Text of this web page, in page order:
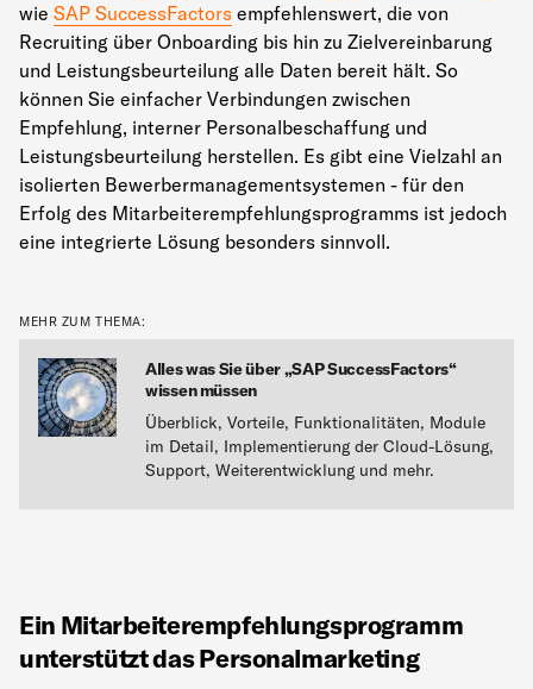
wie SAP SuccessFactors empfehlenswert, die von
Recruiting über Onboarding bis hin zu Zielvereinbarung
und Leistungsbeurteilung alle Daten bereit hält. So
können Sie einfacher Verbindungen zwischen
Empfehlung, interner Personalbeschaffung und
Leistungsbeurteilung herstellen. Es gibt eine Vielzahl an
isolierten Bewerbermanagementsystemen - für den
Erfolg des Mitarbeiterempfehlungsprogramms ist jedoch
eine integrierte Lösung besonders sinnvoll.
MEHR ZUM THEMA:
Alles was Sie über „SAP SuccessFactors“
wissen müssen
Überblick, Vorteile, Funktionalitäten, Module
im Detail, Implementierung der Cloud-Lösung,
Support, Weiterentwicklung und mehr.
Ein Mitarbeiterempfehlungsprogramm
unterstützt das Personalmarketing